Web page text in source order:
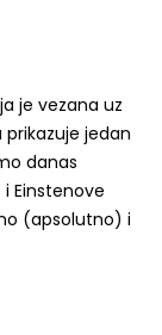
je vezana uz
jedan
danas
Einstenove
(apsolutno) i